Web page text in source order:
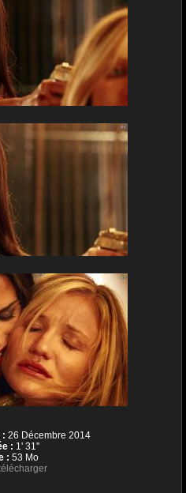
: 26 Décembre 2014
: 1' 31''
: 53 Mo